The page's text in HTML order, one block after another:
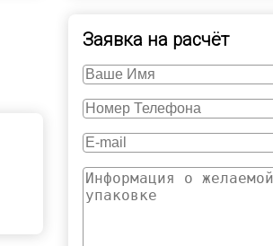
Заявка на расчёт